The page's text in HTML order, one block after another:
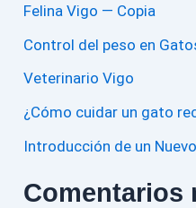
Felina Vigo — Copia
Control del peso en
Veterinario Vigo
¿Cómo cuidar un gato
Introducción de un
Comentarios